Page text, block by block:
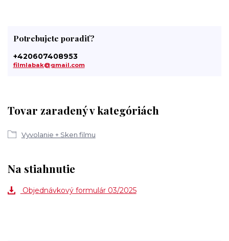
Tovar zaradený v kategóriách
Vyvolanie + Sken filmu
Potrebujete poradiť?
+420607408953
filmlabak@gmail.com
Na stiahnutie
Objednávkový formulár 03/2025